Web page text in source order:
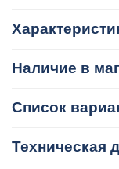
Наличие в
Список
Техническая